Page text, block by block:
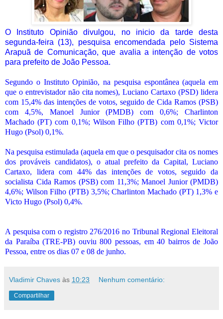
O Instituto Opinião divulgou, no inicio da tarde desta
segunda-feira (13), pesquisa encomendada pelo Sistema
Arapuã de Comunicação, que avalia a intenção de votos
para prefeito de João Pessoa.
Segundo o Instituto Opinião, na pesquisa espontânea (aquela em
que o entrevistador não cita nomes), Luciano Cartaxo (PSD) lidera
com 15,4% das intenções de votos, seguido de Cida Ramos (PSB)
com 4,5%, Manoel Junior (PMDB) com 0,6%; Charlinton
Machado (PT) com 0,1%; Wilson Filho (PTB) com 0,1%; Victor
Hugo (Psol) 0,1%.
Na pesquisa estimulada (aquela em que o pesquisador cita os nomes
dos prováveis candidatos), o atual prefeito da Capital, Luciano
Cartaxo, lidera com 44% das intenções de votos, seguido da
socialista Cida Ramos (PSB) com 11,3%; Manoel Junior (PMDB)
4,6%; Wilson Filho (PTB) 3,5%; Charlinton Machado (PT) 1,3% e
Victo Hugo (Psol) 0,4%.
A pesquisa com o registro 276/2016 no Tribunal Regional Eleitoral
da Paraíba (TRE-PB) ouviu 800 pessoas, em 40 bairros de João
Pessoa, entre os dias 07 e 08 de junho.
Vladimir Chaves às 10:23 Nenhum comentário:
Compartilhar